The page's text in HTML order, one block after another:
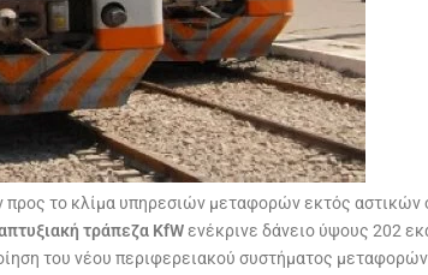
προς το κλίμα υπηρεσιών μεταφορών εκτός
τράπεζα KfWενέκρινε δάνειο ύψους 202
του νέου περιφερειακού συστήματος μεταφορών